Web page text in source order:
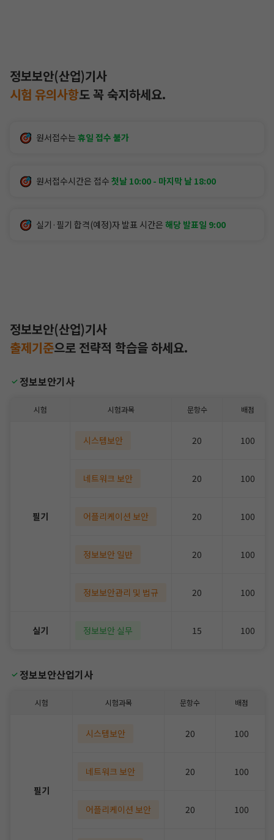
정보보안(산업)기사
시험 유의사항도꼭 숙지하세요.
원서접수는 휴일 접수 불가
원서접수시간은 접수 첫날 10:00 - 마지막 날 18:00
실기·필기 합격(예정)자 발표 시간은 해당 발표일 9:00
정보보안(산업)기사
출제기준으로 전략적 학습을 하세요.
정보보안기사
시험 시험과목 문항수 배점
필기
시스템보안 20 100
네트워크 보안 20 100
어플리케이션 보안 20 100
정보보안 일반 20 100
정보보안관리 및 법규 20 100
실기 정보보안 실무 15 100
정보보안산업기사
시험 시험과목 문항수 배점
필기
시스템보안 20 100
네트워크 보안 20 100
어플리케이션 보안 20 100